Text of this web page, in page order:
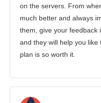
on the servers. From
much better and always
them, give your feedback
and they will help you
plan is so worth it.